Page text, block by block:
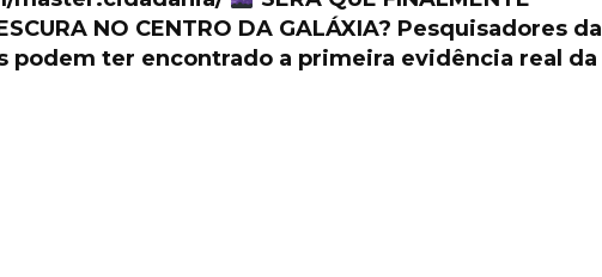
NO CENTRO DA GALÁXIA? Pesquisadores da
podem ter encontrado a primeira evidência real da